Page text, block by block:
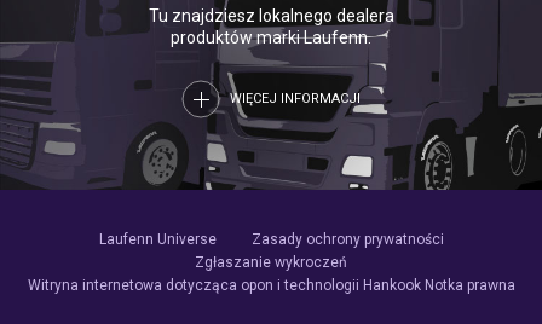
Tu znajdziesz lokalnego dealera
produktów marki Laufenn.
WIĘCEJ INFORMACJI
Laufenn Universe
Zasady ochrony prywatności
Zgłaszanie wykroczeń
Witryna internetowa dotycząca opon i technologii Hankook Notka prawna